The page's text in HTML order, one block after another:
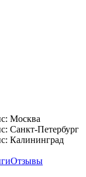
Москва
Санкт-Петербург
Калининград
Отзывы